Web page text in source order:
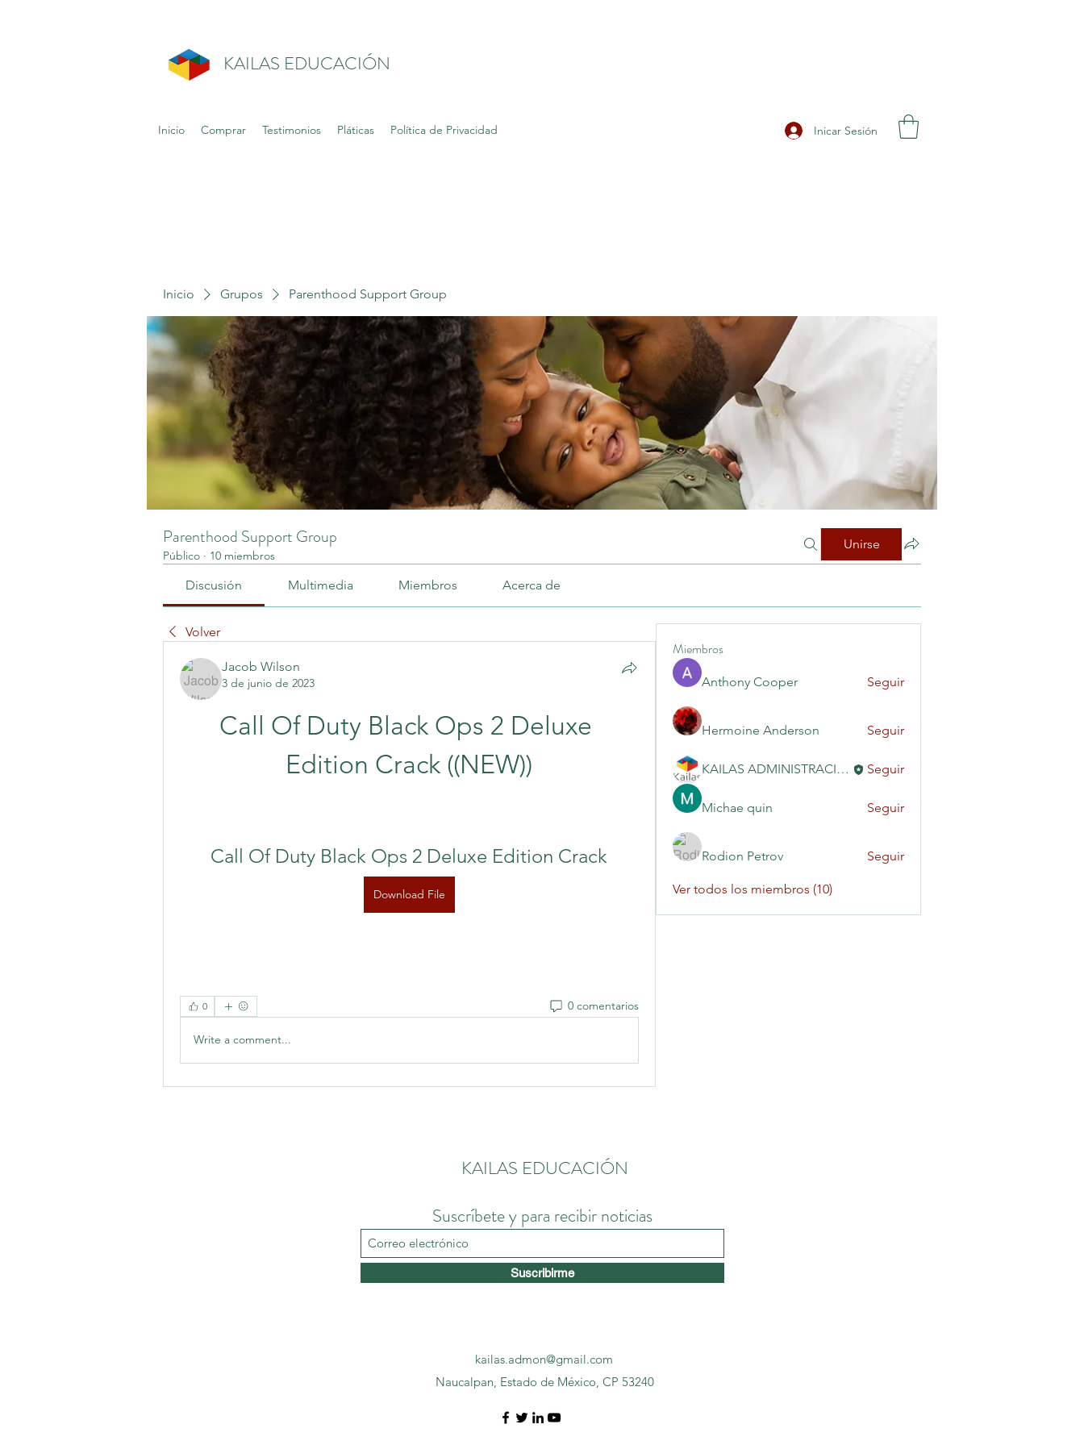
KAILAS EDUCACIÓN
Inicio Comprar Testimonios Pláticas Política de Privacidad Inicar Sesión
Inicio Grupos Parenthood Support Group
Parenthood Support Group
Público · 10 miembros
Unirse
Discusión Multimedia Miembros Acerca de
Volver
Jacob Wilson
3 de junio de 2023
Call Of Duty Black Ops 2 Deluxe
Edition Crack ((NEW))
Call Of Duty Black Ops 2 Deluxe Edition Crack
Download File
0 0 comentarios
Write a comment...
Miembros
Anthony Cooper Seguir
Hermoine Anderson Seguir
KAILAS ADMINISTRACIÓN Seguir
Michae quin Seguir
Rodion Petrov Seguir
Ver todos los miembros (10)
KAILAS EDUCACIÓN
Suscríbete y para recibir noticias
Suscribirme
kailas.admon@gmail.com
Naucalpan, Estado de México, CP 53240